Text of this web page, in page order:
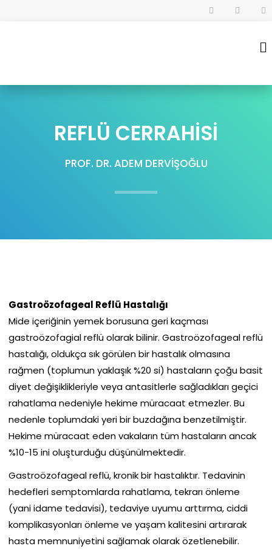
REFLÜ CERRAHİSİ
PROF. DR. ADEM DERVİŞOĞLU
Gastroözofageal Reflü Hastalığı
Mide içeriğinin yemek borusuna geri kaçması
gastroözofagial reflü olarak bilinir. Gastroözofageal reflü
hastalığı, oldukça sık görülen bir hastalık olmasına
rağmen (toplumun yaklaşık %20 si) hastaların çoğu basit
diyet değişiklikleriyle veya antasitlerle sağladıkları geçici
rahatlama nedeniyle hekime müracaat etmezler. Bu
nedenle toplumdaki yeri bir buzdağına benzetilmiştir.
Hekime müracaat eden vakaların tüm hastaların ancak
%10-15 ini oluşturduğu düşünülmektedir.
Gastroözofageal reflü, kronik bir hastalıktır. Tedavinin
hedefleri semptomlarda rahatlama, tekrarı önleme
(yani idame tedavisi), tedaviye uyumu arttırma, ciddi
komplikasyonları önleme ve yaşam kalitesini artırarak
hasta memnuniyetini sağlamak olarak özetlenebilir.